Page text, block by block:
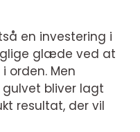
en investering i
glæde ved at
orden. Men
bliver lagt
resultat, der vil